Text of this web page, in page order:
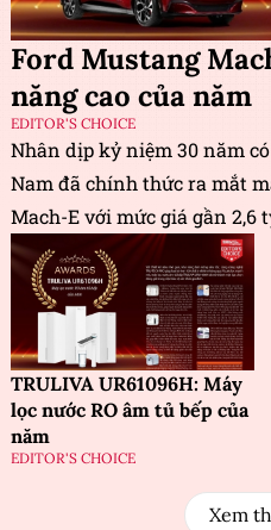
Ford Mustang
năng cao của năm
EDITOR'S CHOICE
Nhân dịp kỷ niệm 30 năm
Nam đã chính thức ra mắt
Mach-E với mức giá gần 2,6
TRULIVA UR61096H: Máy
lọc nước RO âm tủ bếp của
năm
EDITOR'S CHOICE
Xem